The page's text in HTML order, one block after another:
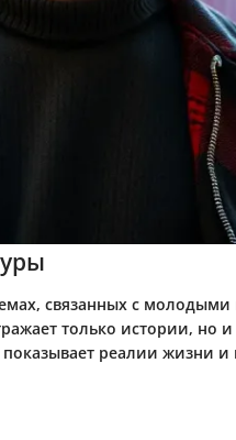
связанных с
только истории, но
реалии жизни и